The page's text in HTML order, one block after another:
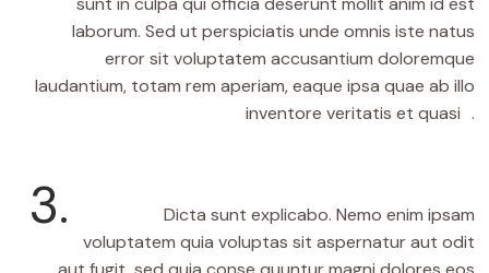
laborum. Sed ut perspiciatis unde omnis iste natus
error sit voluptatem accusantium doloremque
laudantium, totam rem aperiam, eaque ipsa quae ab illo
inventore veritatis et quasi .
3.
Dicta sunt explicabo. Nemo enim ipsam
voluptatem quia voluptas sit aspernatur aut odit